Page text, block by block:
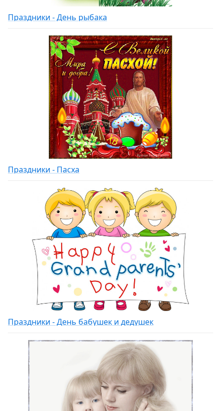
Праздники - День рыбака
Праздники - Пасха
Праздники - День бабушек и дедушек